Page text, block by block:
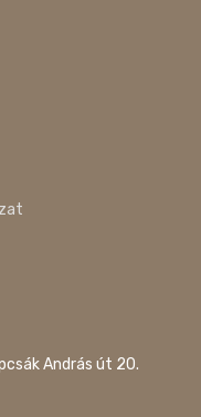
András út 20.